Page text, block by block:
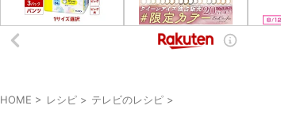
HOME > レシピ > テレビのレシピ >